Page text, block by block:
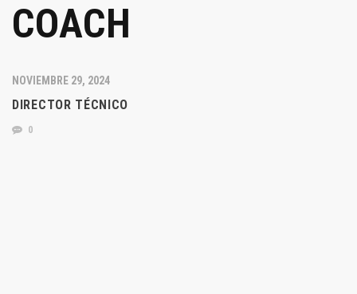
COACH
NOVIEMBRE 29, 2024
DIRECTOR TÉCNICO
0